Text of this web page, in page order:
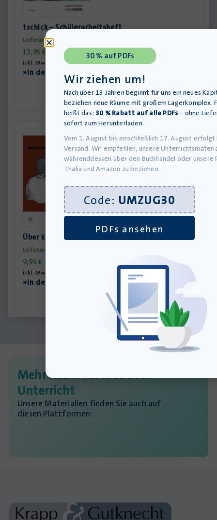
tschick – Schülerarbeitsheft
Lieferung bis 10.08.2026
12,95€
inkl. MwSt., zzgl.Versandkosten
»In den Warenkorb
Über kurz oder lang – Schülerheft – Saarland
Lieferung bis 10.08.2026
9,95 €
inkl. MwSt., zzgl.
»In den Warenkorb
Mehr Raum für kreativen
Unterricht
Unsere Materialien finden Sie auch auf
diesen Plattformen:
30 % auf PDFs
Wir ziehen um!
Nach über 13 Jahren beginnt für uns ein neues
beziehen neue Räume mit großem Lagerkomplex.
heißt das: 30 % Rabatt auf alle PDFs– ohne
sofort zum Herunterladen.
Vom 1. August bis einschließlich 17. August erfolgt
Versand. Wir empfehlen, unsere
währenddessen über den Buchhandel oder unsere
Thalia und Amazon zu beziehen.
Code: UMZUG30
PDFs ansehen